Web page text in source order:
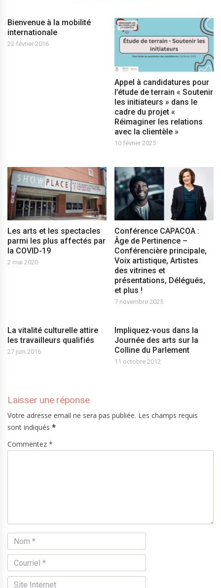
Bienvenue à la mobilité
internationale
22 février 2016
Appel à candidatures pour
l’étude de terrain « Soutenir
les initiateurs » dans le
cadre du projet «
Réimaginer les relations
avec la clientèle »
10 février 2025
Les arts et les spectacles
parmi les plus affectés par
la COVID-19
2 mai 2020
Conférence CAPACOA :
Âge de Pertinence –
Conférencière principale,
Voix artistique, Artistes
des vitrines et
présentations, Délégués,
et plus !
7 novembre 2025
La vitalité culturelle attire
les travailleurs qualifiés
27 juin 2016
Impliquez-vous dans la
Journée des arts sur la
Colline du Parlement
11 octobre 2012
Laisser une réponse
Votre adresse email ne sera pas publiée. Les champs requis
sont indiqués *
Commentez *